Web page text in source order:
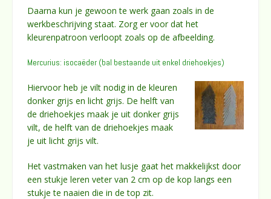
Daarna kun je gewoon te werk gaan zoals in de
werkbeschrijving staat. Zorg er voor dat het
kleurenpatroon verloopt zoals op de afbeelding.
Mercurius: isocaëder (bal bestaande uit enkel driehoekjes)
Hiervoor heb je vilt nodig in de kleuren
donker grijs en licht grijs. De helft van
de driehoekjes maak je uit donker grijs
vilt, de helft van de driehoekjes maak
je uit licht grijs vilt.
Het vastmaken van het lusje gaat het makkelijkst door
een stukje leren veter van 2 cm op de kop langs een
stukje te naaien die in de top zit.